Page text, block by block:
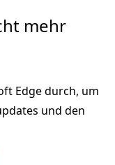
mehr
Edge durch, um
und den